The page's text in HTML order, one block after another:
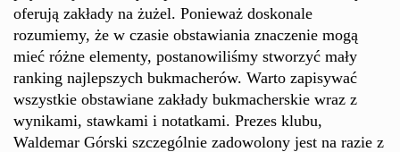
oferują zakłady na żużel. Ponieważ doskonale
rozumiemy, że w czasie obstawiania znaczenie mogą
mieć różne elementy, postanowiliśmy stworzyć mały
ranking najlepszych bukmacherów. Warto zapisywać
wszystkie obstawiane zakłady bukmacherskie wraz z
wynikami, stawkami i notatkami. Prezes klubu,
Waldemar Górski szczególnie zadowolony jest na razie z